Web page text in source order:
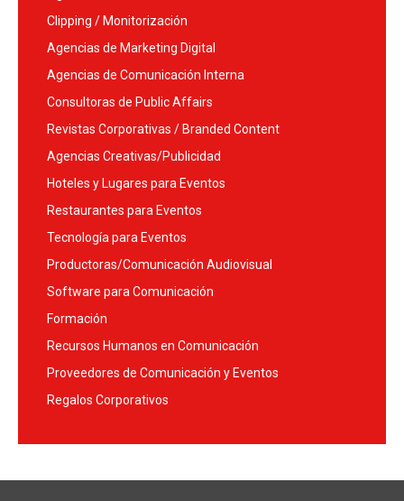
Clipping / Monitorización
Agencias de Marketing Digital
Agencias de Comunicación Interna
Consultoras de Public Affairs
Revistas Corporativas / Branded Content
Agencias Creativas/Publicidad
Hoteles y Lugares para Eventos
Restaurantes para Eventos
Tecnología para Eventos
Productoras/Comunicación Audiovisual
Software para Comunicación
Formación
Recursos Humanos en Comunicación
Proveedores de Comunicación y Eventos
Regalos Corporativos